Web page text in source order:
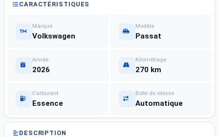
CARACTÉRISTIQUES
Marque
Volkswagen
Modèle
Passat
Année
2026
Kilométrage
270 km
Carburant
Essence
Boîte de vitesse
Automatique
DESCRIPTION